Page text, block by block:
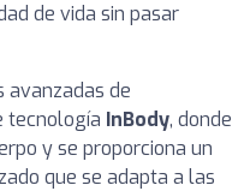
de vida sin pasar
avanzadas de
tecnología InBody, donde
y se proporciona un
que se adapta a las